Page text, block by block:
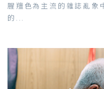
腥羶色為主流的雜誌亂象
的...